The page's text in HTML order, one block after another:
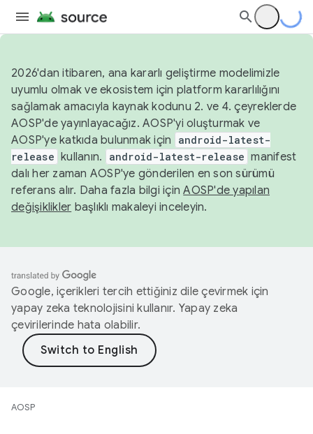
2026'dan itibaren, ana kararlı geliştirme modelimizle
uyumlu olmak ve ekosistem için platform kararlılığını
sağlamak amacıyla kaynak kodunu 2. ve 4. çeyreklerde
AOSP'de yayınlayacağız. AOSP'yi oluşturmak ve
AOSP'ye katkıda bulunmak için
android-latest-
release kullanın. android-latest-release manifest
dalı her zaman AOSP'ye gönderilen en son sürümü
referans alır. Daha fazla bilgi içinAOSP'de yapılan
değişiklikler başlıklı makaleyi inceleyin.
Google, içerikleri tercih ettiğiniz dile çevirmek için
yapay zeka teknolojisini kullanır. Yapay zeka
çevirilerinde hata olabilir.
AOSP